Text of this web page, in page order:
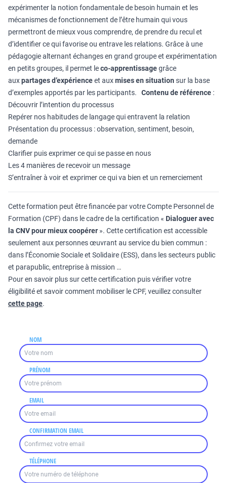
expérimenter la notion fondamentale de besoin humain et les
mécanismes de fonctionnement de l’être humain qui vous
permettront de mieux vous comprendre, de prendre du recul et
d’identifier ce qui favorise ou entrave les relations. Grâce à une
pédagogie alternant échanges en grand groupe et expérimentation
en petits groupes, il permet leco-apprentissagegrâce
auxpartages d’expérienceet auxmises en situation sur la base
d’exemples apportés par les participants. Contenu de référence :
Découvrir l’intention du processus
Repérer nos habitudes de langage qui entravent la relation
Présentation du processus : observation, sentiment, besoin,
demande
Clarifier puis exprimer ce qui se passe en nous
Les 4 manières de recevoir un message
S’entraîner à voir et exprimer ce qui va bien et un remerciement
Cette formation peut être financée par votre Compte Personnel de
Formation (CPF) dans le cadre de la certification « Dialoguer avec
la CNV pour mieux coopérer ». Cette certification est accessible
seulement aux personnes œuvrant au service du bien commun :
dans l’Économie Sociale et Solidaire (ESS), dans les secteurs public
et parapublic, entreprise à mission …
Pour en savoir plus sur cette certification puis vérifier votre
éligibilité et savoir comment mobiliser le CPF, veuillez consulter
cette page.
NOM
PRÉNOM
EMAIL
CONFIRMATION EMAIL
TÉLÉPHONE